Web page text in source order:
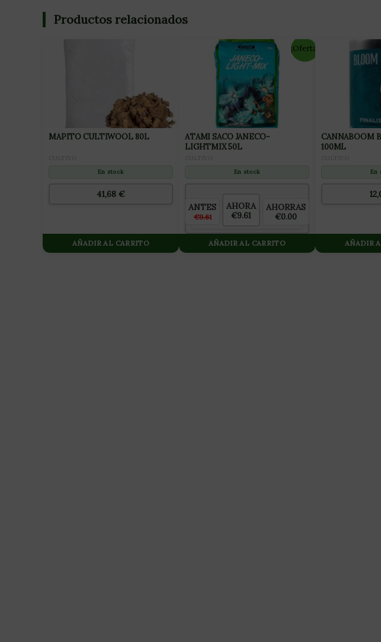
Productos relacionados
MAPITO CULTIWOOL 80L
En stock
41,68 €
AÑADIR AL CARRITO
¡Oferta!
ATAMI SACO JANECO-
LIGHTMIX 50L
En stock
ANTES
€9.61
AHORA
€9.61
AHORRAS
€0.00
AÑADIR AL CARRITO
CANNABOOM
100ML
En
AÑADIR